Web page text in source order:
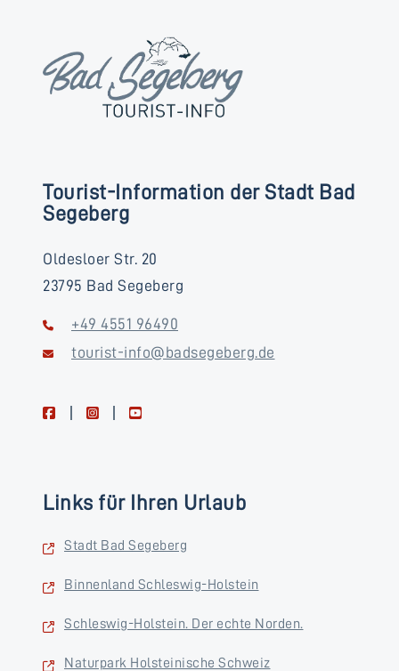
Tourist-Information der Stadt Bad
Segeberg
Oldesloer Str. 20
23795 Bad Segeberg
+49 4551 96490
tourist-info@badsegeberg.de
facebookinstagramyoutube
Links für Ihren Urlaub
Stadt Bad Segeberg
Binnenland Schleswig-Holstein
Schleswig-Holstein. Der echte Norden.
Naturpark Holsteinische Schweiz